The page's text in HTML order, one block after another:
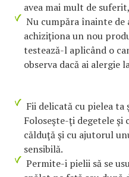
avea mai mult de
Nu cumpăra înainte de
achiziţiona un nou
testează-l aplicând o
observa dacă ai alergie
Fii delicată cu pielea ta
Foloseşte-ţi degetele şi
călduţă şi cu ajutorul
sensibilă.
Permite-i pielii să se